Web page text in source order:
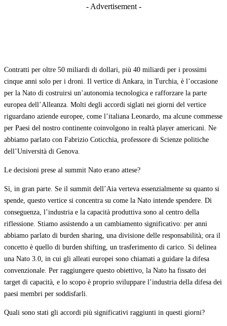
- Advertisement -
Contratti per oltre 50 miliardi di dollari, più 40 miliardi per i prossimi
cinque anni solo per i droni. Il vertice di Ankara, in Turchia, è l’occasione
per la Nato di costruirsi un’autonomia tecnologica e rafforzare la parte
europea dell’Alleanza. Molti degli accordi siglati nei giorni del vertice
riguardano aziende europee, come l’italiana Leonardo, ma alcune commesse
per Paesi del nostro continente coinvolgono in realtà player americani. Ne
abbiamo parlato con Fabrizio Coticchia, professore di Scienze politiche
dell’Università di Genova.
Le decisioni prese al summit Nato erano attese?
Sì, in gran parte. Se il summit dell’Aia verteva essenzialmente su quanto si
spende, questo vertice si concentra su come la Nato intende spendere. Di
conseguenza, l’industria e la capacità produttiva sono al centro della
riflessione. Stiamo assistendo a un cambiamento significativo: per anni
abbiamo parlato di burden sharing, una divisione delle responsabilità; ora il
concetto è quello di burden shifting, un trasferimento di carico. Si delinea
una Nato 3.0, in cui gli alleati europei sono chiamati a guidare la difesa
convenzionale. Per raggiungere questo obiettivo, la Nato ha fissato dei
target di capacità, e lo scopo è proprio sviluppare l’industria della difesa dei
paesi membri per soddisfarli.
Quali sono stati gli accordi più significativi raggiunti in questi giorni?